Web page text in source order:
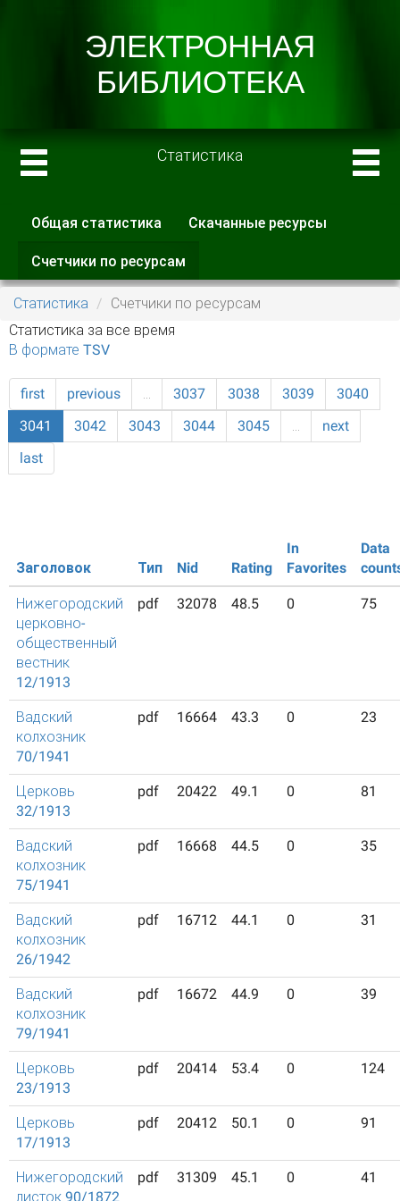
Статистика
Главные вкладки
Общая статистика Скачанные ресурсы
Счетчики по ресурсам
вкладка)
Статистика
Счетчики по ресурсам
Статистика за все время
В формате TSV
first previous … 3037 3038 3039
3040
3041
3042 3043 3044 3045 …
next
last
Заголовок Тип Nid Rating
In
Favorites
Data
Нижегородский
церковно-
общественный
вестник
12/1913
pdf 32078 48.5 0 75
Вадский
колхозник
70/1941
pdf 16664 43.3 0 23
Церковь
32/1913
pdf 20422 49.1 0 81
Вадский
колхозник
75/1941
pdf 16668 44.5 0 35
Вадский
колхозник
26/1942
pdf 16712 44.1 0 31
Вадский
колхозник
79/1941
pdf 16672 44.9 0 39
Церковь
23/1913
pdf 20414 53.4 0 124
Церковь
17/1913
pdf 20412 50.1 0 91
Нижегородский
листок 90/1872
pdf 31309 45.1 0 41